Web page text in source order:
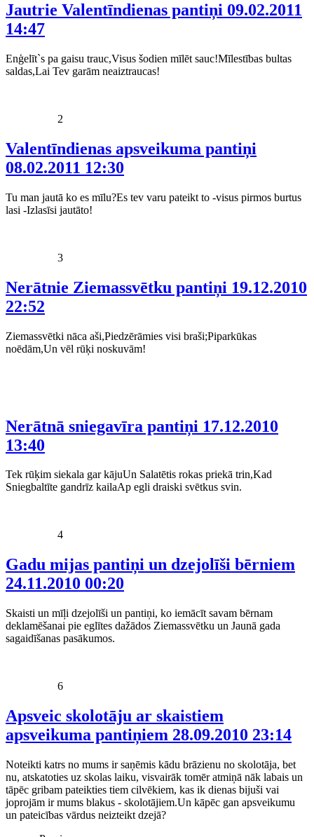
Jautrie Valentīndienas pantiņi 09.02.2011
14:47
Enģelīt`s pa gaisu trauc,Visus šodien mīlēt sauc!Mīlestības bultas
saldas,Lai Tev garām neaiztraucas!
2
Valentīndienas apsveikuma pantiņi
08.02.2011 12:30
Tu man jautā ko es mīlu?Es tev varu pateikt to -visus pirmos burtus
lasi -Izlasīsi jautāto!
3
Nerātnie Ziemassvētku pantiņi 19.12.2010
22:52
Ziemassvētki nāca aši,Piedzērāmies visi braši;Piparkūkas
noēdām,Un vēl rūķi noskuvām!
Nerātnā sniegavīra pantiņi 17.12.2010
13:40
Tek rūķim siekala gar kājuUn Salatētis rokas priekā trin,Kad
Sniegbaltīte gandrīz kailaAp egli draiski svētkus svin.
4
Gadu mijas pantiņi un dzejolīši bērniem
24.11.2010 00:20
Skaisti un mīļi dzejolīši un pantiņi, ko iemācīt savam bērnam
deklamēšanai pie eglītes dažādos Ziemassvētku un Jaunā gada
sagaidīšanas pasākumos.
6
Apsveic skolotāju ar skaistiem
apsveikuma pantiņiem 28.09.2010 23:14
Noteikti katrs no mums ir saņēmis kādu brāzienu no skolotāja, bet
nu, atskatoties uz skolas laiku, visvairāk tomēr atmiņā nāk labais un
tāpēc gribam pateikties tiem cilvēkiem, kas ik dienas bijuši vai
joprojām ir mums blakus - skolotājiem.Un kāpēc gan apsveikumu
un pateicības vārdus neizteikt dzejā?